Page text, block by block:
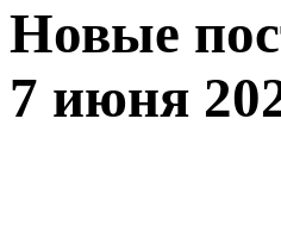
Новые
7 июня